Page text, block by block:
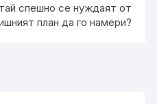
спешно се нуждаят от
план да го намери?